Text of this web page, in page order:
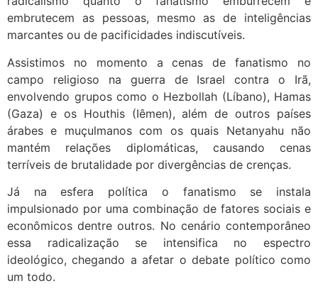
embrutecem as pessoas, mesmo as de inteligências
marcantes ou de pacificidades indiscutíveis.
Assistimos no momento a cenas de fanatismo no
campo religioso na guerra de Israel contra o Irã,
envolvendo grupos como o Hezbollah (Líbano), Hamas
(Gaza) e os Houthis (Iêmen), além de outros países
árabes e muçulmanos com os quais Netanyahu não
mantém relações diplomáticas, causando cenas
terríveis de brutalidade por divergências de crenças.
Já na esfera política o fanatismo se instala
impulsionado por uma combinação de fatores sociais e
econômicos dentre outros. No cenário contemporâneo
essa radicalização se intensifica no espectro
ideológico, chegando a afetar o debate político como
um todo.